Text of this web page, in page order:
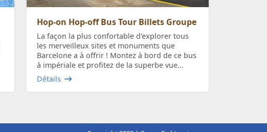
Hop-on Hop-off Bus Tour Billets Groupe
La façon la plus confortable d'explorer tous
les merveilleux sites et monuments que
Barcelone a à offrir ! Montez à bord de ce bus
à impériale et profitez de la superbe vue...
Détails